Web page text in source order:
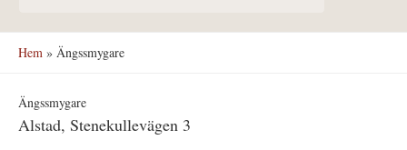
Hem » Ängssmygare
Ängssmygare
Alstad, Stenekullevägen 3